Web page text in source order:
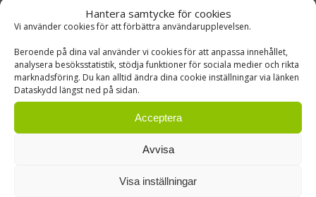
Hantera samtycke för cookies
Vi använder cookies för att förbättra användarupplevelsen.
Beroende på dina val använder vi cookies för att anpassa innehållet,
analysera besöksstatistik, stödja funktioner för sociala medier och rikta
marknadsföring. Du kan alltid ändra dina cookie inställningar via länken
Dataskydd längst ned på sidan.
Acceptera
Avvisa
Visa inställningar
som behövs nära arbetsplatsen. Den stabila
konstruktionen gör att bordet fungerar som
ett pålitligt komplement till den fasta
arbetsbänken, utan att ersätta den större
arbetsytan. Som hjälpbord på hjul är det också
lätt att flytta när layouten förändras. Fyra
svängbara länkhjul med Ø 75 mm gör bordet
smidigt att manövrera i trånga utrymmen,
längs arbetslinjer och mellan olika stationer.
rätt plats låses det, så arbetsytan hålls stabil